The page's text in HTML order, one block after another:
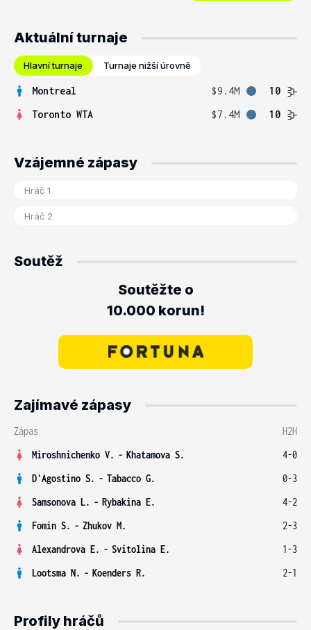
Aktuální turnaje
Hlavní turnaje Turnaje nižší úrovně
Montreal $9.4M
10
Toronto WTA
$7.4M 10
Vzájemné zápasy
Soutěž
Soutěžte o
10.000 korun!
Zajímavé zápasy
Zápas
H2H
Miroshnichenko V. - Khatamova S.
4-0
D'Agostino S. - Tabacco G.
0-3
Samsonova L. - Rybakina E.
4-2
Fomin S. - Zhukov M.
2-3
Alexandrova E. - Svitolina E.
1-3
Lootsma N. - Koenders R. 2-1
Profily hráčů